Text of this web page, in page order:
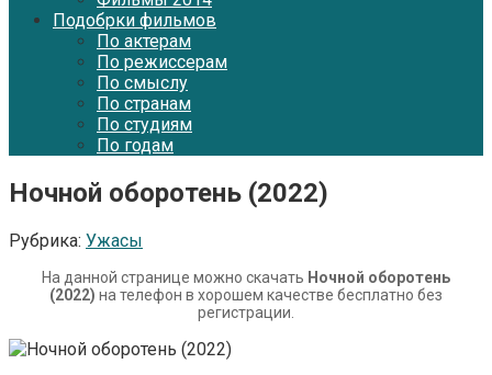
Подобрки фильмов
По актерам
По режиссерам
По смыслу
По странам
По студиям
По годам
Ночной оборотень (2022)
Рубрика: Ужасы
На данной странице можно скачать Ночной оборотень
(2022) на телефон в хорошем качестве бесплатно без
регистрации.